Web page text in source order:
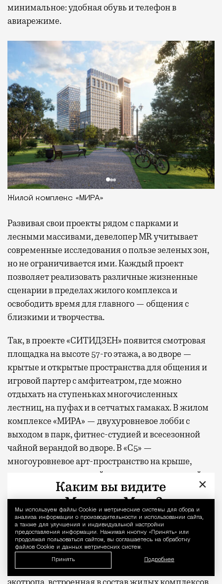
Уведомление
Мы используем файлы Сookie и метрические системы для сбора и
анализа информации о производительности и использовании сайта,
а также для улучшения и индивидуальной настройки
предоставления информации. Нажимая кнопку «Принять» или
продолжая пользоваться сайтом, вы соглашаетесь на обработку
файлов Cookie и данных метрических систем.
Принять Подробнее
минимальное: удобная обувь и телефон в
авиарежиме.
Жилой комплекс «МИРА»
Развиваясвои проекты рядом с парками и
лесными массивами, девелопер MR учитывает
современные исследования о пользе зеленых зон,
но не ограничивается ими. Каждый проект
позволяет реализовать различные жизненные
сценарии в пределах жилого комплекса и
освободить время для главного — общения с
близкими и творчества.
Так, в проекте «СИТИДЗЕН» появится смотровая
площадка на высоте 57-го этажа, а во дворе —
крытые и открытые пространства для общения и
игровой партер с амфитеатром, где можно
отдыхать на ступеньках многочисленных
лестниц, на пуфах и в сетчатых гамаках. В жилом
комплексе «МИРА» — двухуровневое лобби с
выходом в парк, фитнес-студией и всесезонной
чайной верандой во дворе. В «С5» —
многоуровневое арт-пространство на крыше,
переговорные, студия йоги и отдельно стоящий
ресторан авторской кухни. В новом премиальном
проекте MR, клубном доме «26 ПАРКВЬЮ», на
первых этажах предусмотрены уютные
пространства для отдыха и деловых встреч, а в
закрытом дворе — фитнес-зоны и места для
занятий йогой на свежем воздухе. В составе
проектов «СЕТ» и «Веер»появится
×